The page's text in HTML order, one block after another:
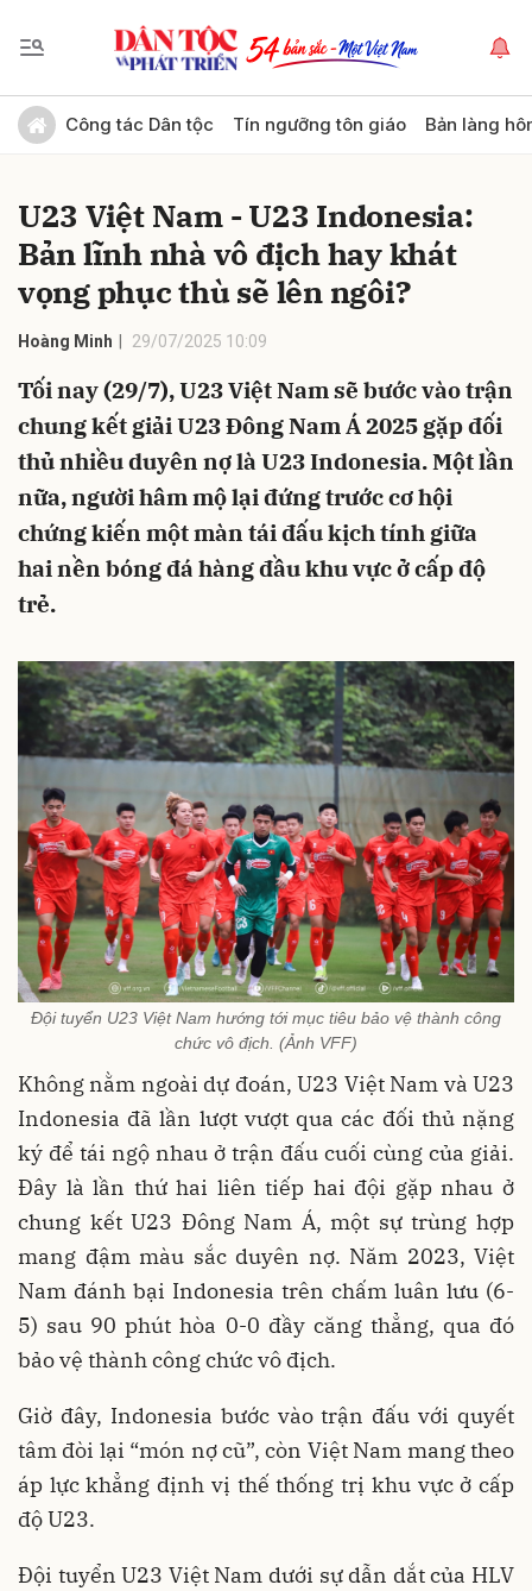
Công tác Dân tộc Tín ngưỡng tôn giáo Bản làng
U23 Việt Nam - U23 Indonesia:
Bản lĩnh nhà vô địch hay khát
vọng phục thù sẽ lên ngôi?
Hoàng Minh 29/07/2025 10:09
Tối nay (29/7), U23 Việt Nam sẽ bước vào trận
chung kết giải U23 Đông Nam Á 2025 gặp đối
thủ nhiều duyên nợ là U23 Indonesia. Một lần
nữa, người hâm mộ lại đứng trước cơ hội
chứng kiến một màn tái đấu kịch tính giữa
hai nền bóng đá hàng đầu khu vực ở cấp độ
trẻ.
Đội tuyển U23 Việt Nam hướng tới mục tiêu bảo vệ thành công
chức vô địch. (Ảnh VFF)
Không nằm ngoài dự đoán, U23 Việt Nam và U23
Indonesia đã lần lượt vượt qua các đối thủ nặng
ký để tái ngộ nhau ở trận đấu cuối cùng của giải.
Đây là lần thứ hai liên tiếp hai đội gặp nhau ở
chung kết U23 Đông Nam Á, một sự trùng hợp
mang đậm màu sắc duyên nợ. Năm 2023, Việt
Nam đánh bại Indonesia trên chấm luân lưu (6-
5) sau 90 phút hòa 0-0 đầy căng thẳng, qua đó
bảo vệ thành công chức vô địch.
Giờ đây, Indonesia bước vào trận đấu với quyết
tâm đòi lại “món nợ cũ”, còn Việt Nam mang theo
áp lực khẳng định vị thế thống trị khu vực ở cấp
độ U23.
Đội tuyển U23 Việt Nam dưới sự dẫn dắt của HLV
Gửi bình luận